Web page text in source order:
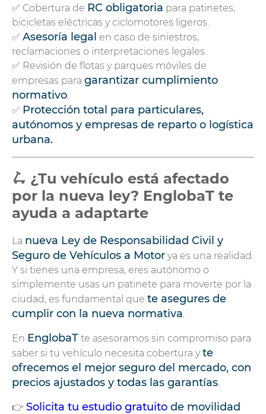
✅ Cobertura de RC obligatoria para patinetes,
bicicletas eléctricas y ciclomotores ligeros.
✅ Asesoría legal en caso de siniestros,
reclamaciones o interpretaciones legales.
✅ Revisión de flotas y parques móviles de
empresas para garantizar cumplimiento
normativo.
✅ Protección total para particulares,
autónomos y empresas de reparto o logística
urbana.
🛴 ¿Tu vehículo está afectado
por la nueva ley? EnglobaT te
ayuda a adaptarte
La nueva Ley de Responsabilidad Civil y
Seguro de Vehículos a Motor ya es una realidad.
Y si tienes una empresa, eres autónomo o
simplemente usas un patinete para moverte por la
ciudad, es fundamental que te asegures de
cumplir con la nueva normativa
En EnglobaT te asesoramos sin compromiso para
saber si tu vehículo necesita cobertura yte
ofrecemos el mejor seguro del mercado, con
precios ajustados y todas las garantías
👉 Solicita tu estudio gratuito de movilidad